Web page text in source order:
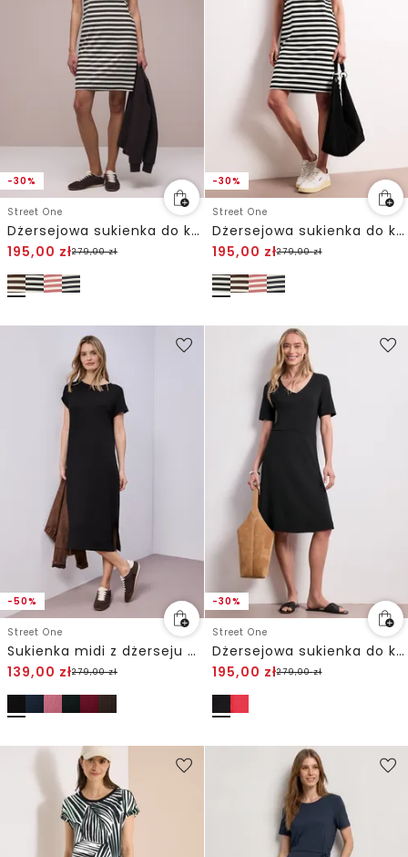
-30%
Street One
Dżersejowa sukienka do kolan w paski
195,00 zł279,00zł
-30%
Street One
Dżersejowa sukienka do kolan w paski
195,00 zł279,00zł
-50%
Street One
Sukienka midi z dżerseju o strukturze w prążki
139,00 zł279,00zł
-30%
Street One
Dżersejowa sukienka do kolan z krótkim rękawem
195,00 zł279,00zł